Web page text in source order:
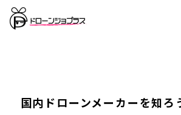
国内ドローンメーカーを知ろ